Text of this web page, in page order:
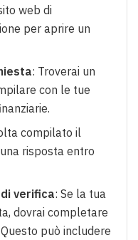
web di
per aprire un
: Troverai un
con le tue
compilato il
risposta entro
verifica: Se la tua
dovrai completare
può includere